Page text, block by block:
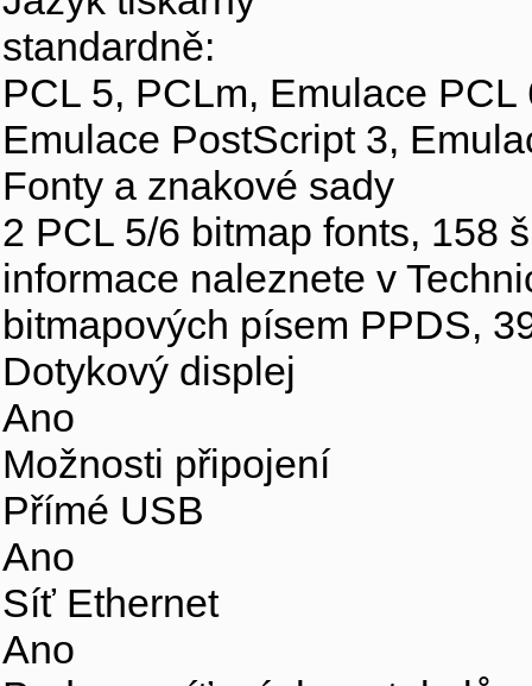
standardně:
PCL 5, PCLm, Emulace
Emulace PostScript 3,
Fonty a znakové sady
2 PCL 5/6 bitmap fonts, 158
informace naleznete v
bitmapových písem PPDS,
Dotykový displej
Ano
Možnosti připojení
Přímé USB
Ano
Síť Ethernet
Ano